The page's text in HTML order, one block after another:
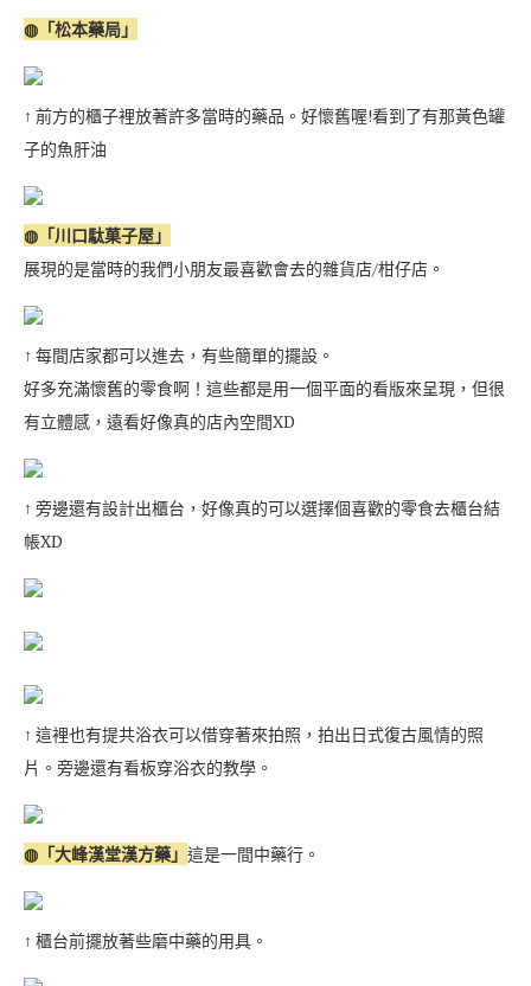
◍「松本藥局」
↑ 前方的櫃子裡放著許多當時的藥品。好懷舊喔!看到了有那黃色罐
子的魚肝油
◍「川口駄菓子屋」
展現的是當時的我們小朋友最喜歡會去的雜貨店/柑仔店。
↑ 每間店家都可以進去，有些簡單的擺設。
好多充滿懷舊的零食啊！這些都是用一個平面的看版來呈現，但很
有立體感，遠看好像真的店內空間XD
↑ 旁邊還有設計出櫃台，好像真的可以選擇個喜歡的零食去櫃台結
帳XD
↑ 這裡也有提共浴衣可以借穿著來拍照，拍出日式復古風情的照
片。旁邊還有看板穿浴衣的教學。
◍「大峰漢堂漢方藥」 這是一間中藥行。
↑ 櫃台前擺放著些磨中藥的用具。